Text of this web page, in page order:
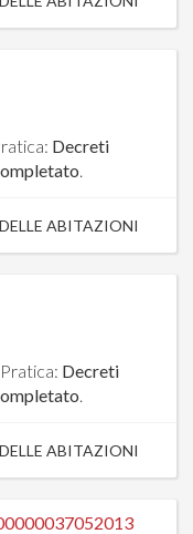
Decreti
.
ABITAZIONI
Decreti
.
ABITAZIONI